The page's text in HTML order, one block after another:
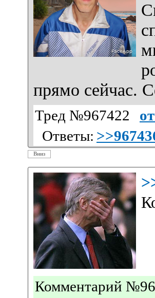
прямо сейчас.
Тред №967422
Ответы:
Вниз
Комментарий